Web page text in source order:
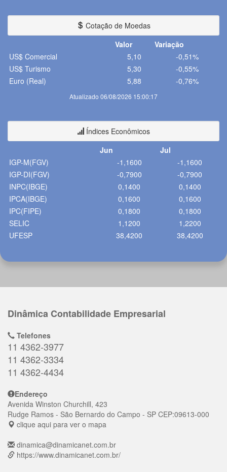
Cotação de Moedas
Valor
Variação
Atualizado 06/08/2026 15:00:17
US$ Comercial 5,10
-0,51%
US$ Turismo
5,30
-0,55%
Euro (Real)
5,88 -0,76%
Índices Econômicos
Jun
Jul
IGP-M(FGV)
-1,1600
-1,1600
IGP-DI(FGV)
-0,7900
-0,7900
INPC(IBGE)
0,1400
0,1400
IPCA(IBGE)
0,1600
0,1600
IPC(FIPE)
0,1800
0,1800
SELIC
1,1200
1,2200
UFESP
38,4200 38,4200
Dinâmica Contabilidade Empresarial
Telefones
11 4362-3977
11 4362-3334
11 4362-4434
Endereço
Avenida Winston Churchill, 423
Rudge Ramos - São Bernardo do Campo - SP CEP:09613-000
clique aqui para ver o mapa
dinamica@dinamicanet.com.br
https://www.dinamicanet.com.br/